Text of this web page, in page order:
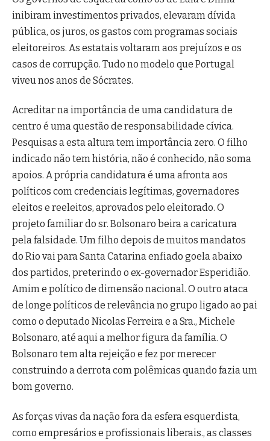
inibiram investimentos privados, elevaram dívida
pública, os juros, os gastos com programas sociais
eleitoreiros. As estatais voltaram aos prejuízos e os
casos de corrupção. Tudo no modelo que Portugal
viveu nos anos de Sócrates.
Acreditar na importância de uma candidatura de
centro é uma questão de responsabilidade cívica.
Pesquisas a esta altura tem importância zero. O filho
indicado não tem história, não é conhecido, não soma
apoios. A própria candidatura é uma afronta aos
políticos com credenciais legítimas, governadores
eleitos e reeleitos, aprovados pelo eleitorado. O
projeto familiar do sr. Bolsonaro beira a caricatura
pela falsidade. Um filho depois de muitos mandatos
do Rio vai para Santa Catarina enfiado goela abaixo
dos partidos, preterindo o ex-governador Esperidião.
Amim e político de dimensão nacional. O outro ataca
de longe políticos de relevância no grupo ligado ao pai
como o deputado Nicolas Ferreira e a Sra., Michele
Bolsonaro, até aqui a melhor figura da família. O
Bolsonaro tem alta rejeição e fez por merecer
construindo a derrota com polêmicas quando fazia um
bom governo.
As forças vivas da nação fora da esfera esquerdista,
como empresários e profissionais liberais., as classes